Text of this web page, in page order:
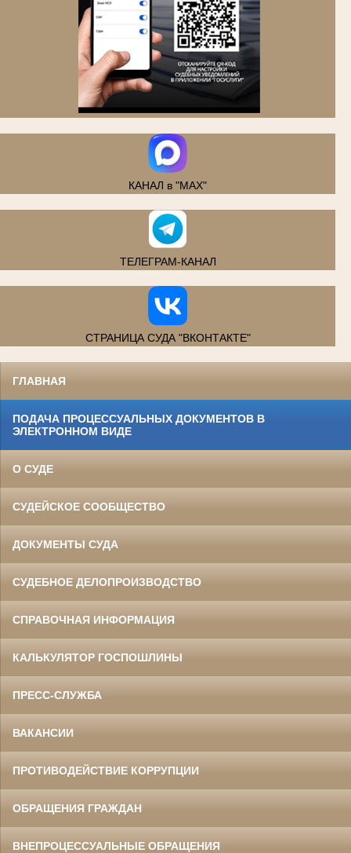
КАНАЛ в "MAX"
ТЕЛЕГРАМ-КАНАЛ
СТРАНИЦА СУДА "ВКОНТАКТЕ"
ГЛАВНАЯ
ПОДАЧА ПРОЦЕССУАЛЬНЫХ ДОКУМЕНТОВ В
ЭЛЕКТРОННОМ ВИДЕ
О СУДЕ
СУДЕЙСКОЕ СООБЩЕСТВО
ДОКУМЕНТЫ СУДА
СУДЕБНОЕ ДЕЛОПРОИЗВОДСТВО
СПРАВОЧНАЯ ИНФОРМАЦИЯ
КАЛЬКУЛЯТОР ГОСПОШЛИНЫ
ПРЕСС-СЛУЖБА
ВАКАНСИИ
ПРОТИВОДЕЙСТВИЕ КОРРУПЦИИ
ОБРАЩЕНИЯ ГРАЖДАН
ВНЕПРОЦЕССУАЛЬНЫЕ ОБРАЩЕНИЯ